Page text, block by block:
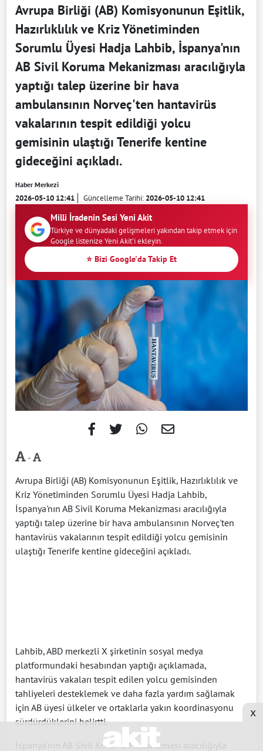
Avrupa Birliği (AB) Komisyonunun Eşitlik,
Hazırlıklılık ve Kriz Yönetiminden
Sorumlu Üyesi Hadja Lahbib, İspanya'nın
AB Sivil Koruma Mekanizması aracılığıyla
yaptığı talep üzerine bir hava
ambulansının Norveç'ten hantavirüs
vakalarının tespit edildiği yolcu
gemisinin ulaştığı Tenerife kentine
gideceğini açıkladı.
Haber Merkezi
2026-05-10 12:41 Güncelleme Tarihi:2026-05-10 12:41
Milli İradenin Sesi Yeni Akit
Türkiye ve dünyadaki gelişmeleri yakından takip etmek için
Google listenize Yeni Akit'i ekleyin.
⭐ Bizi Google'da Takip Et
-
Avrupa Birliği (AB) Komisyonunun Eşitlik, Hazırlıklılık ve
Kriz Yönetiminden Sorumlu Üyesi Hadja Lahbib,
İspanya'nın AB Sivil Koruma Mekanizması aracılığıyla
yaptığı talep üzerine bir hava ambulansının Norveç'ten
hantavirüs vakalarının tespit edildiği yolcu gemisinin
ulaştığı Tenerife kentine gideceğini açıkladı.
Lahbib, ABD merkezli X şirketinin sosyal medya
platformundaki hesabından yaptığı açıklamada,
hantavirüs vakaları tespit edilen yolcu gemisinden
tahliyeleri desteklemek ve daha fazla yardım sağlamak
için AB üyesi ülkeler ve ortaklarla yakın koordinasyonu
sürdürdüklerini belirtti.
İspanya'nın AB Sivil Koruma Mekanizması aracılığıyla
x